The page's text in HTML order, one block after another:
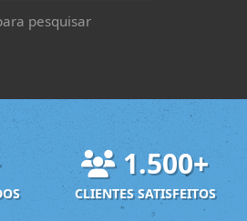
pesquisar
1.500+
CLIENTES SATISFEITOS